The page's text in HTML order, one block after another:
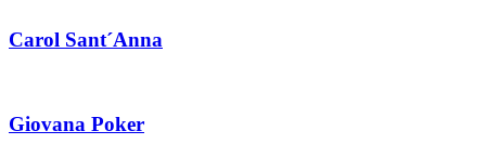
Carol Sant´Anna
Giovana Poker